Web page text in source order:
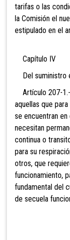
tarifas o las
la Comisión el
estipulado en el
Capítulo IV
Del suministro
Artículo 207-1.-
aquellas que
se encuentran
necesitan
continua o
para su
otros, que
funcionamiento,
fundamental del
de secuela